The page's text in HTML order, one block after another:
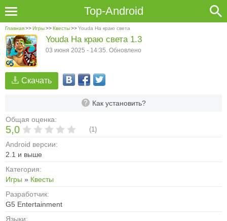
Top-Android
Главная>>Игры>>Квесты>>Youda На краю света
Скачать
Как установить?
Общая оценка:
5,0 (1)
Android версии:
2.1 и выше
Категория:
Игры » Квесты
Разработчик:
G5 Entertainment
Языки:
Youda На краю света 1.3
03 июня 2025 - 14:35. Обновлено